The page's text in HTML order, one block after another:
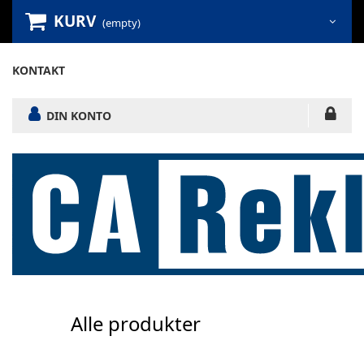
KURV (empty)
KONTAKT
DIN KONTO
Alle produkter